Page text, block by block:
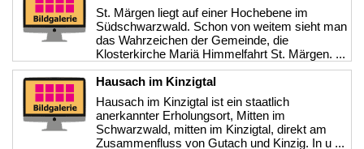
St. Märgen liegt auf einer Hochebene im
Südschwarzwald. Schon von weitem sieht man
das Wahrzeichen der Gemeinde, die
Klosterkirche Mariä Himmelfahrt St. Märgen. ...
>>>
Hausach im Kinzigtal
Hausach im Kinzigtal ist ein staatlich
anerkannter Erholungsort, Mitten im
Schwarzwald, mitten im Kinzigtal, direkt am
Zusammenfluss von Gutach und Kinzig. In u ...